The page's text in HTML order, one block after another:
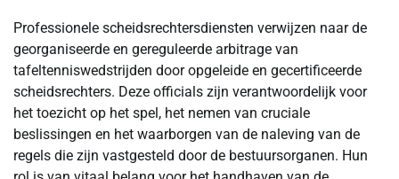
Professionele scheidsrechtersdiensten verwijzen naar de
georganiseerde en gereguleerde arbitrage van
tafeltenniswedstrijden door opgeleide en gecertificeerde
scheidsrechters. Deze officials zijn verantwoordelijk voor
het toezicht op het spel, het nemen van cruciale
beslissingen en het waarborgen van de naleving van de
regels die zijn vastgesteld door de bestuursorganen. Hun